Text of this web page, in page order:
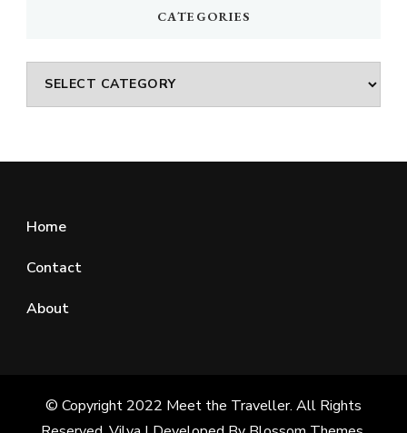
CATEGORIES
Categories
Home
Contact
About
© Copyright 2022 Meet the Traveller. All Rights